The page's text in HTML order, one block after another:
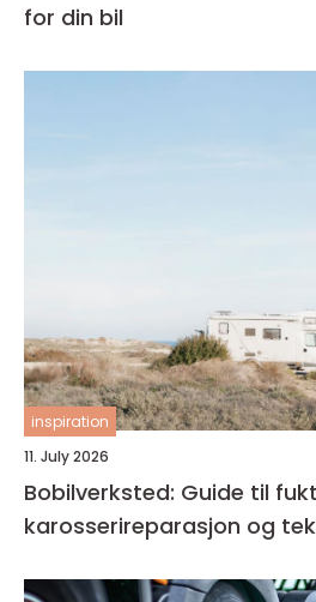
for din bil
inspiration
11. July 2026
Bobilverksted: Guide til
karosserireparasjon og